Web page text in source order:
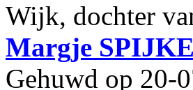
Wijk, dochter
Margje
Gehuwd op 20-